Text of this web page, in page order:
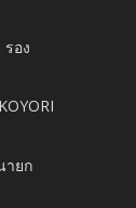
อง
ายก